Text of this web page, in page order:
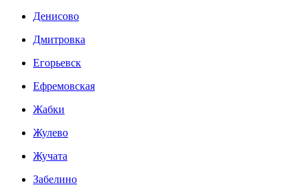
Денисово
Дмитровка
Егорьевск
Ефремовская
Жабки
Жулево
Жучата
Забелино